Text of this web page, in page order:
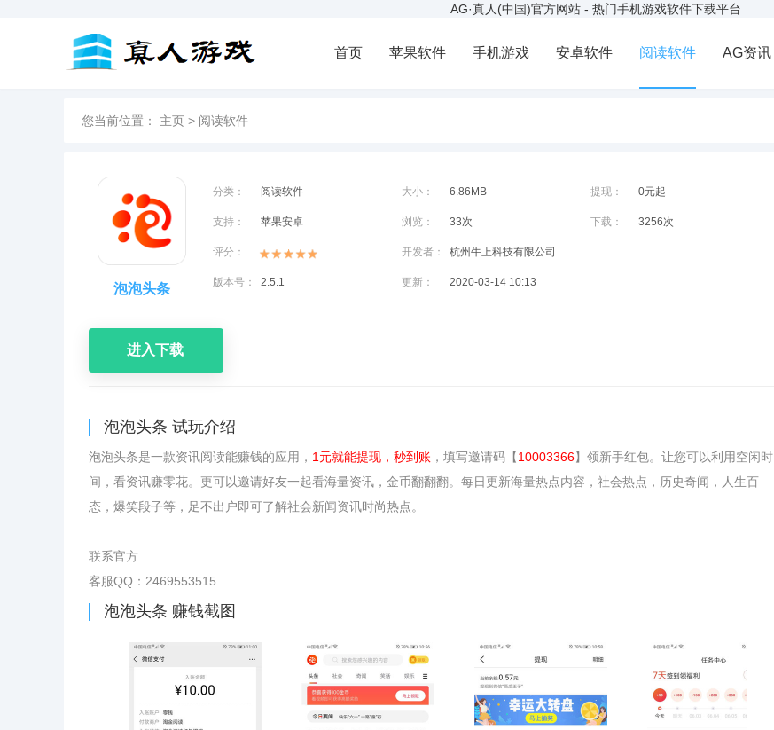
AG·真人(中国)官方网站 - 热门手机游戏软件下载平台
首页 苹果软件 手机游戏 安卓软件 阅读软件 AG资讯
您当前位置： 主页 > 阅读软件
泡泡头条
分类： 阅读软件 大小： 6.86MB 提现： 0元起
支持： 苹果安卓 浏览： 33次 下载： 3256次
评分： 开发者： 杭州牛上科技有限公司
版本号： 2.5.1 更新： 2020-03-14 10:13
进入下载
泡泡头条 试玩介绍
泡泡头条是一款资讯阅读能赚钱的应用， 1元就能提现，秒到账 ，填写邀请码【10003366】领新手红包。让您可以利用空闲时
间，看资讯赚零花。更可以邀请好友一起看海量资讯，金币翻翻翻。每日更新海量热点内容，社会热点，历史奇闻，人生百
态，爆笑段子等，足不出户即可了解社会新闻资讯时尚热点。
联系官方
客服QQ：2469553515
泡泡头条 赚钱截图